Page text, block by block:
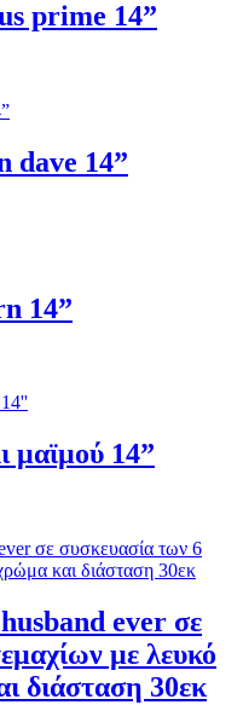
prime 14”
dave 14”
14”
μαϊμού 14”
ever σε
με λευκό
διάσταση 30εκ